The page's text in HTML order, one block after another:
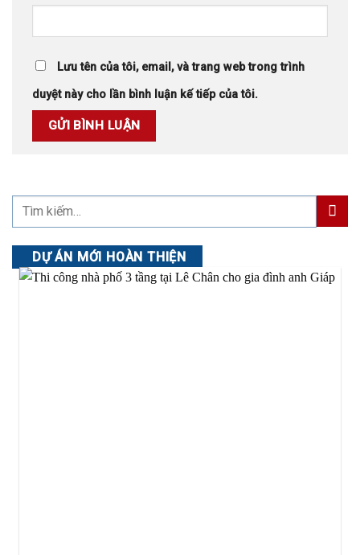
Lưu tên của tôi, email, và trang web trong trình
duyệt này cho lần bình luận kế tiếp của tôi.
DỰ ÁN MỚI HOÀN THIỆN